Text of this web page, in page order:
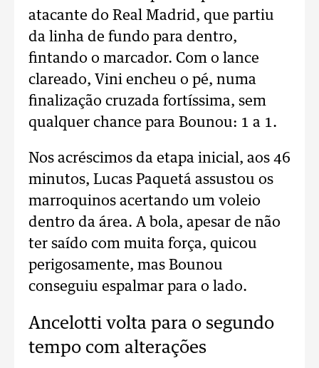
atacante do Real Madrid, que partiu
da linha de fundo para dentro,
fintando o marcador. Com o lance
clareado, Vini encheu o pé, numa
finalização cruzada fortíssima, sem
qualquer chance para Bounou: 1 a 1.
Nos acréscimos da etapa inicial, aos 46
minutos, Lucas Paquetá assustou os
marroquinos acertando um voleio
dentro da área. A bola, apesar de não
ter saído com muita força, quicou
perigosamente, mas Bounou
conseguiu espalmar para o lado.
Ancelotti volta para o segundo
tempo com alterações